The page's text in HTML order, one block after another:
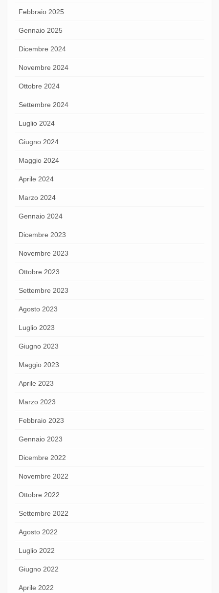
Febbraio 2025
Gennaio 2025
Dicembre 2024
Novembre 2024
Ottobre 2024
Settembre 2024
Luglio 2024
Giugno 2024
Maggio 2024
Aprile 2024
Marzo 2024
Gennaio 2024
Dicembre 2023
Novembre 2023
Ottobre 2023
Settembre 2023
Agosto 2023
Luglio 2023
Giugno 2023
Maggio 2023
Aprile 2023
Marzo 2023
Febbraio 2023
Gennaio 2023
Dicembre 2022
Novembre 2022
Ottobre 2022
Settembre 2022
Agosto 2022
Luglio 2022
Giugno 2022
Aprile 2022